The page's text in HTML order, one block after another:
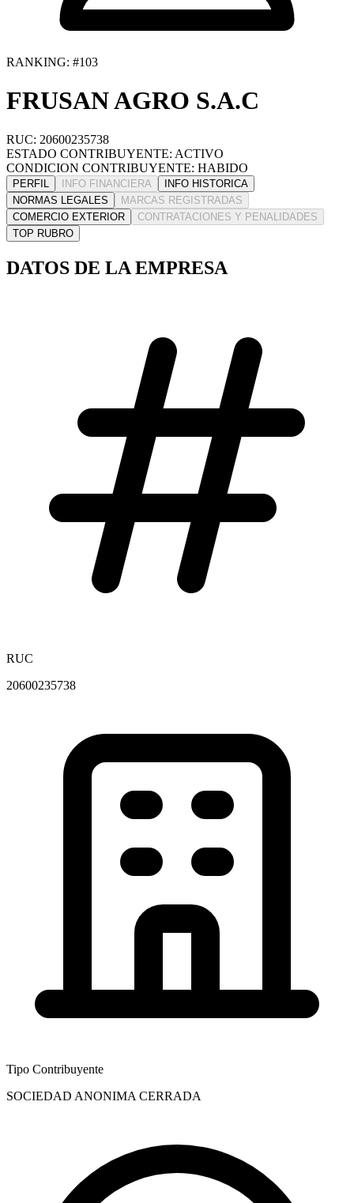
RANKING: #103
FRUSAN AGRO S.A.C
RUC: 20600235738
ESTADO CONTRIBUYENTE: ACTIVO
CONDICION CONTRIBUYENTE: HABIDO
PERFIL INFO FINANCIERA
INFO HISTORICA
NORMAS LEGALES
MARCAS REGISTRADAS
COMERCIO EXTERIOR
CONTRATACIONES Y PENALIDADES
TOP RUBRO
DATOS DE LA EMPRESA
RUC
20600235738
Tipo Contribuyente
SOCIEDAD ANONIMA CERRADA